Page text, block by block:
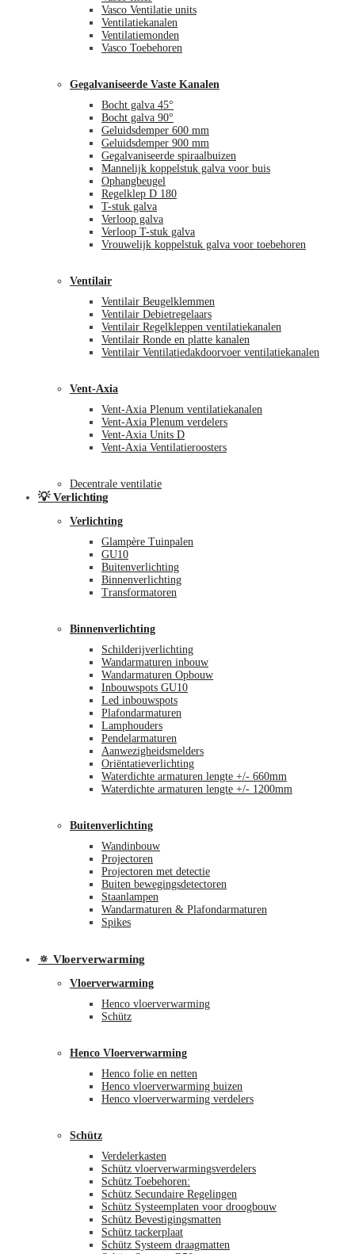
Vasco Ventilatie units
Ventilatiekanalen
Ventilatiemonden
Vasco Toebehoren
Gegalvaniseerde Vaste Kanalen
Bocht galva 45°
Bocht galva 90°
Geluidsdemper 600 mm
Geluidsdemper 900 mm
Gegalvaniseerde spiraalbuizen
Mannelijk koppelstuk galva voor buis
Ophangbeugel
Regelklep D 180
T-stuk galva
Verloop galva
Verloop T-stuk galva
Vrouwelijk koppelstuk galva voor toebehoren
Ventilair
Ventilair Beugelklemmen
Ventilair Debietregelaars
Ventilair Regelkleppen ventilatiekanalen
Ventilair Ronde en platte kanalen
Ventilair Ventilatiedakdoorvoer ventilatiekanalen
Vent-Axia
Vent-Axia Plenum ventilatiekanalen
Vent-Axia Plenum verdelers
Vent-Axia Units D
Vent-Axia Ventilatieroosters
Decentrale ventilatie
💡 Verlichting
Verlichting
Glampère Tuinpalen
GU10
Buitenverlichting
Binnenverlichting
Transformatoren
Binnenverlichting
Schilderijverlichting
Wandarmaturen inbouw
Wandarmaturen Opbouw
Inbouwspots GU10
Led inbouwspots
Plafondarmaturen
Lamphouders
Pendelarmaturen
Aanwezigheidsmelders
Oriëntatieverlichting
Waterdichte armaturen lengte +/- 660mm
Waterdichte armaturen lengte +/- 1200mm
Buitenverlichting
Wandinbouw
Projectoren
Projectoren met detectie
Buiten bewegingsdetectoren
Staanlampen
Wandarmaturen & Plafondarmaturen
Spikes
🔅 Vloerverwarming
Vloerverwarming
Henco vloerverwarming
Schütz
Henco Vloerverwarming
Henco folie en netten
Henco vloerverwarming buizen
Henco vloerverwarming verdelers
Schütz
Verdelerkasten
Schütz vloerverwarmingsverdelers
Schütz Toebehoren:
Schütz Secundaire Regelingen
Schütz Systeemplaten voor droogbouw
Schütz Bevestigingsmatten
Schütz tackerplaat
Schütz Systeem draagmatten